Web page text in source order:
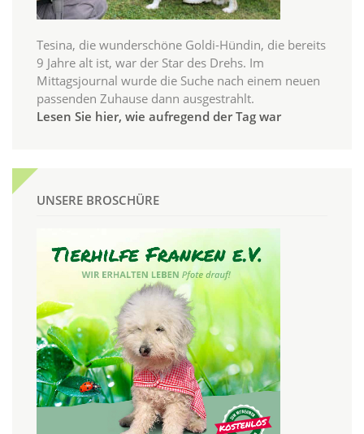
Tesina, die wunderschöne Goldi-Hündin, die bereits
9 Jahre alt ist, war der Star des Drehs. Im
Mittagsjournal wurde die Suche nach einem neuen
passenden Zuhause dann ausgestrahlt.
Lesen Sie hier, wie aufregend der Tag war
UNSERE BROSCHÜRE